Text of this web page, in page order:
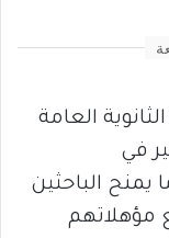
العامة
في
الباحثين
مؤهلاتهم